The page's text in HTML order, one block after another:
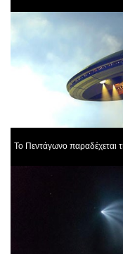
Το Πεντάγωνο παραδέχεται